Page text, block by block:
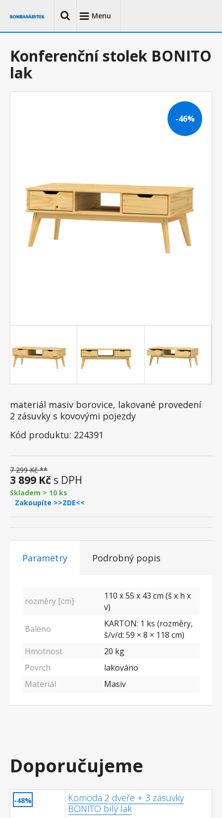
Menu
-46%
Konferenční stolek BONITO
lak
materiál masiv borovice, lakované provedení
2 zásuvky s kovovými pojezdy
Kód produktu: 224391
7 299 Kč **
3 899 Kč s DPH
Skladem > 10 ks
Zakoupíte >>ZDE<<
Parametry Podrobný popis
rozměry [cm]
110 x 55 x 43 cm (š x h x
v)
Baleno
KARTON: 1 ks (rozměry,
š/v/d: 59 × 8 × 118 cm)
Hmotnost
20 kg
Povrch
lakováno
Materiál
Masiv
Doporučujeme
-48%
Komoda 2 dveře + 3 zásuvky
BONITO bílý lak